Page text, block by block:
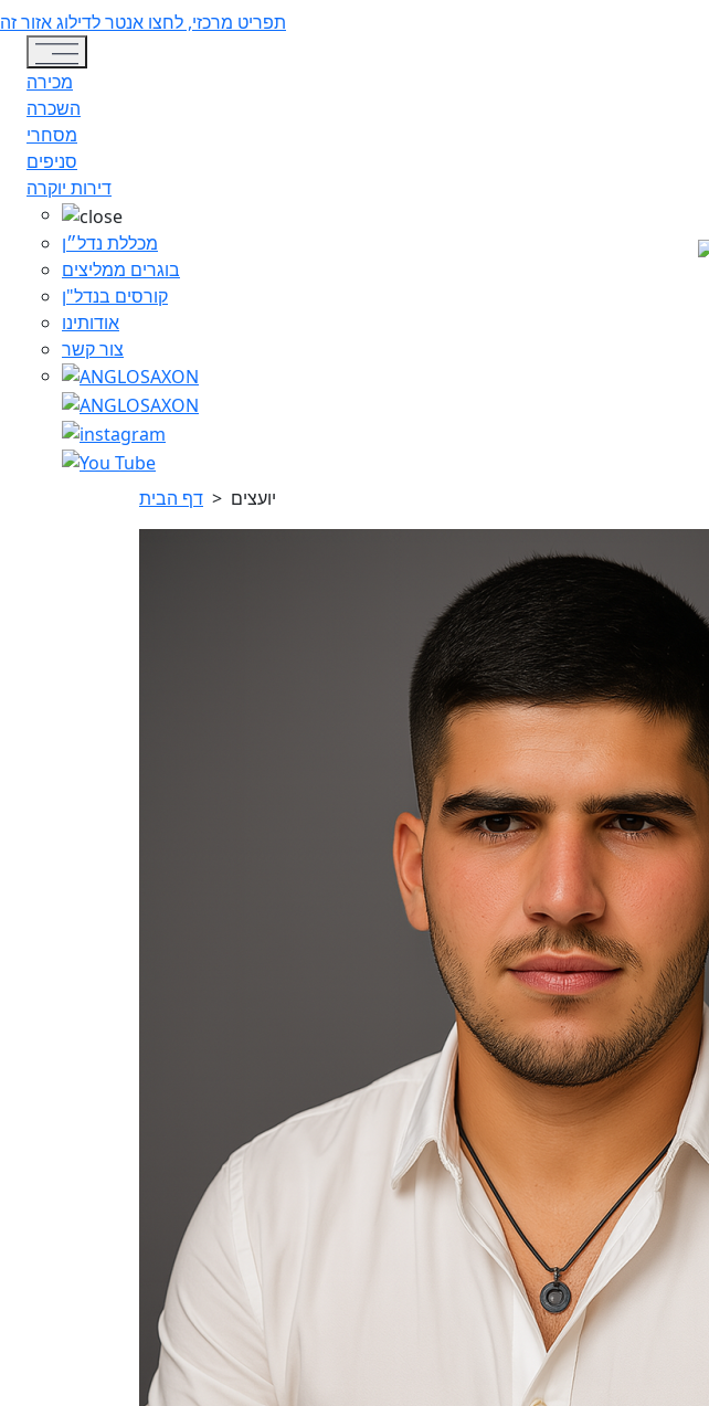
תפריט מרכזי, לחצו אנטר לדילוג אזור זה
Toggle navigation
מכירה
השכרה
מסחרי
סניפים
דירות יוקרה
מכללת נדל״ן
בוגרים ממליצים
קורסים בנדל"ן
אודותינו
צור קשר
דף הבית > יועצים